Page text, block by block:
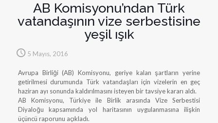
AB Komisyonu’ndan Türk
vatandaşının vize serbestisine
yeşil ışık
5 Mayıs, 2016
Avrupa Birliği (AB) Komisyonu, geriye kalan şartların yerine
getirilmesi durumunda Türk vatandaşları için vizelerin en geç
haziran ayı sonunda kaldırılmasını isteyen bir tavsiye kararı aldı.
AB Komisyonu, Türkiye ile Birlik arasında Vize Serbestisi
Diyaloğu kapsamında yol haritasının uygulanmasına ilişkin
üçüncü raporunu açıkladı.